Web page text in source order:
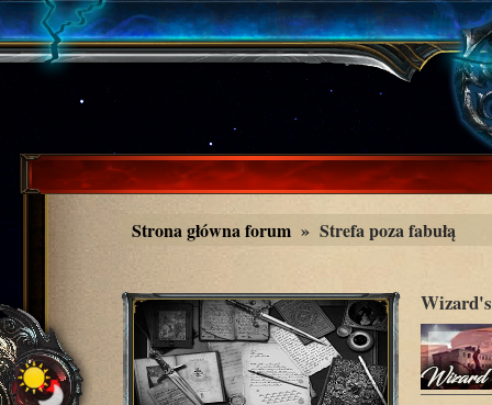
Strona główna forum » Strefa poza fabułą